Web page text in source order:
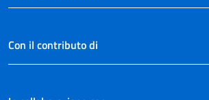
Con il contributo di